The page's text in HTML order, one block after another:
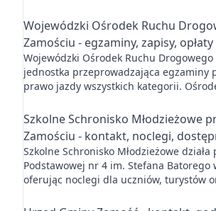
Wojewódzki Ośrodek Ruchu
Zamościu - egzaminy, zapisy, opłaty
Wojewódzki Ośrodek Ruchu
jednostka przeprowadzająca egzaminy
prawo jazdy wszystkich kategorii.
Szkolne Schronisko Młodzieżowe
Zamościu - kontakt, noclegi,
Szkolne Schronisko Młodzieżowe działa
Podstawowej nr 4 im. Stefana Batorego
oferując noclegi dla uczniów, turystów